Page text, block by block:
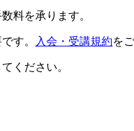
料を承ります。
す。 入会・受講規約を
ください。